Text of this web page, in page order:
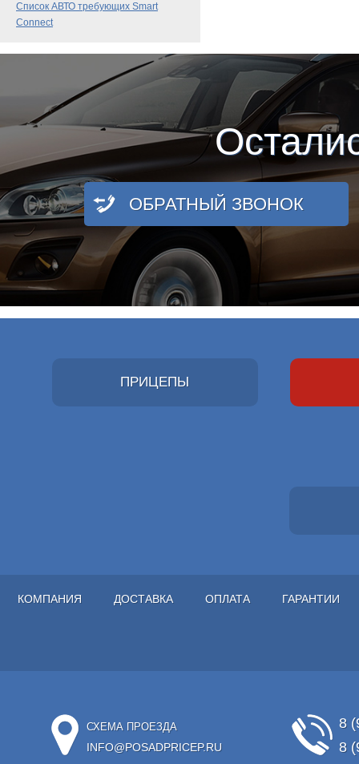
Список АВТО требующих Smart
Connect
ОБРАТНЫЙ ЗВОНОК
ПРИЦЕПЫ
КОМПАНИЯ ДОСТАВКА ОПЛАТА ГАРАНТИИ
СХЕМА ПРОЕЗДА
INFO@POSADPRICEP.RU
8
8